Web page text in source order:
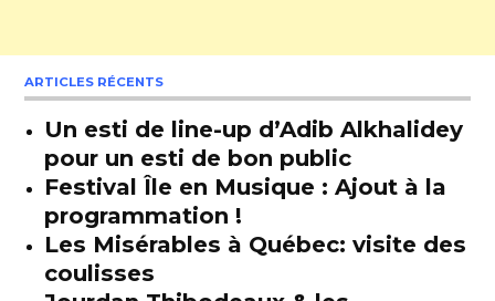
ARTICLES RÉCENTS
Un esti de line-up d’Adib Alkhalidey
pour un esti de bon public
Festival Île en Musique : Ajout à la
programmation !
Les Misérables à Québec: visite des
coulisses